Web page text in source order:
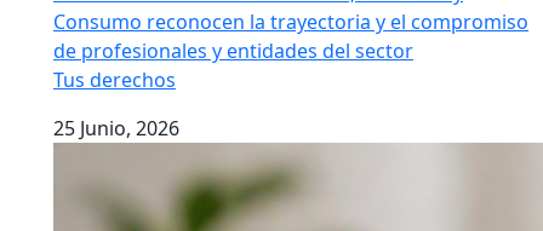
Consumo reconocen la trayectoria y el compromiso
de profesionales y entidades del sector
Tus derechos
25 Junio, 2026